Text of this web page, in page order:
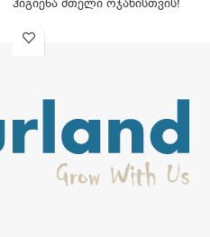
ჰიგიენა მთელი ოჯახისთვის!